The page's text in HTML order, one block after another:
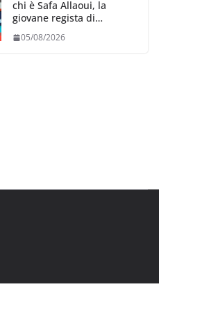
chi è Safa Allaoui, la
giovane regista di
collegiale di Cavalese
05/08/2026